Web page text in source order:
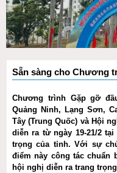
Sẵn sàng cho Chương
Chương trình Gặp gỡ
Quảng Ninh, Lạng Sơn,
Tây (Trung Quốc) và Hội
diễn ra từ ngày 19-21/2
trọng của tỉnh. Với sự
điểm này công tác chuẩn
hội nghị diễn ra trang